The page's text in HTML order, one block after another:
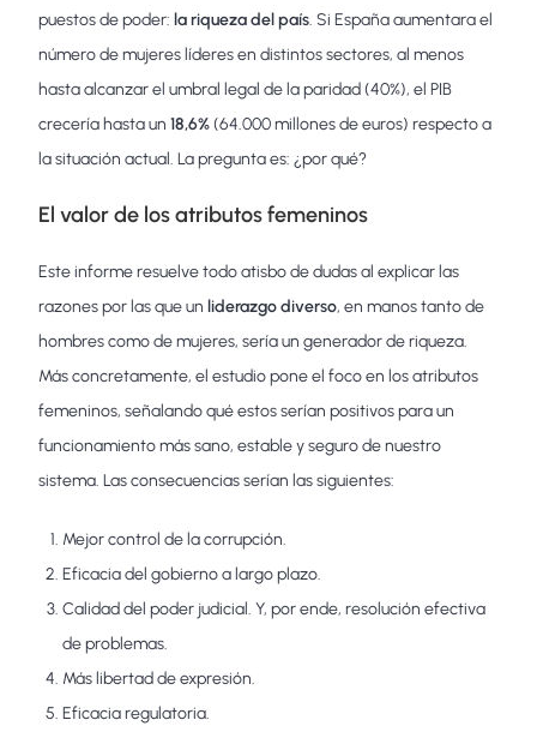
puestos de poder: la riqueza del país. Si España aumentara el
número de mujeres líderes en distintos sectores, al menos
hasta alcanzar el umbral legal de la paridad (40%), el PIB
crecería hasta un18,6%(64.000 millones de euros) respecto a
la situación actual. La pregunta es: ¿por qué?
El valor de los atributos femeninos
Este informe resuelve todo atisbo de dudas al explicar las
razones por las que un liderazgo diverso, en manos tanto de
hombres como de mujeres, sería un generador de riqueza.
Más concretamente, el estudio pone el foco en los atributos
femeninos, señalando qué estos serían positivos para un
funcionamiento más sano, estable y seguro de nuestro
sistema. Las consecuencias serían las siguientes:
Mejor control de la corrupción.
Eficacia del gobierno a largo plazo.
Calidad del poder judicial. Y, por ende, resolución efectiva
de problemas.
Más libertad de expresión.
Eficacia regulatoria.